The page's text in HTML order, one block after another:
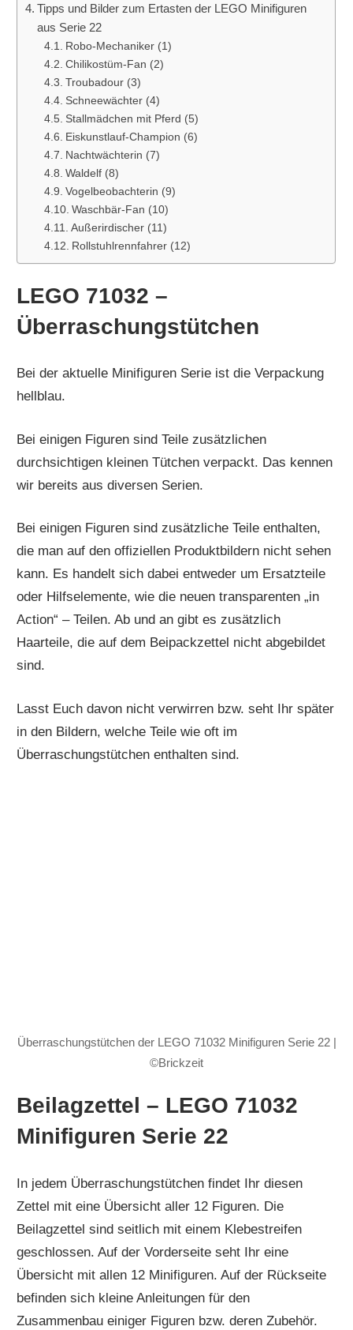
Tipps und Bilder zum Ertasten der LEGO Minifiguren
aus Serie 22
Robo-Mechaniker (1)
Chilikostüm-Fan (2)
Troubadour (3)
Schneewächter (4)
Stallmädchen mit Pferd (5)
Eiskunstlauf-Champion (6)
Nachtwächterin (7)
Waldelf (8)
Vogelbeobachterin (9)
Waschbär-Fan (10)
Außerirdischer (11)
Rollstuhlrennfahrer (12)
LEGO 71032 –
Überraschungstütchen
Bei der aktuelle Minifiguren Serie ist die Verpackung
hellblau.
Bei einigen Figuren sind Teile zusätzlichen
durchsichtigen kleinen Tütchen verpackt. Das kennen
wir bereits aus diversen Serien.
Bei einigen Figuren sind zusätzliche Teile enthalten,
die man auf den offiziellen Produktbildern nicht sehen
kann. Es handelt sich dabei entweder um Ersatzteile
oder Hilfselemente, wie die neuen transparenten „in
Action“ – Teilen. Ab und an gibt es zusätzlich
Haarteile, die auf dem Beipackzettel nicht abgebildet
sind.
Lasst Euch davon nicht verwirren bzw. seht Ihr später
in den Bildern, welche Teile wie oft im
Überraschungstütchen enthalten sind.
Überraschungstütchen der LEGO 71032 Minifiguren Serie 22 |
©Brickzeit
Beilagzettel – LEGO 71032
Minifiguren Serie 22
In jedem Überraschungstütchen findet Ihr diesen
Zettel mit eine Übersicht aller 12 Figuren. Die
Beilagzettel sind seitlich mit einem Klebestreifen
geschlossen. Auf der Vorderseite seht Ihr eine
Übersicht mit allen 12 Minifiguren. Auf der Rückseite
befinden sich kleine Anleitungen für den
Zusammenbau einiger Figuren bzw. deren Zubehör.